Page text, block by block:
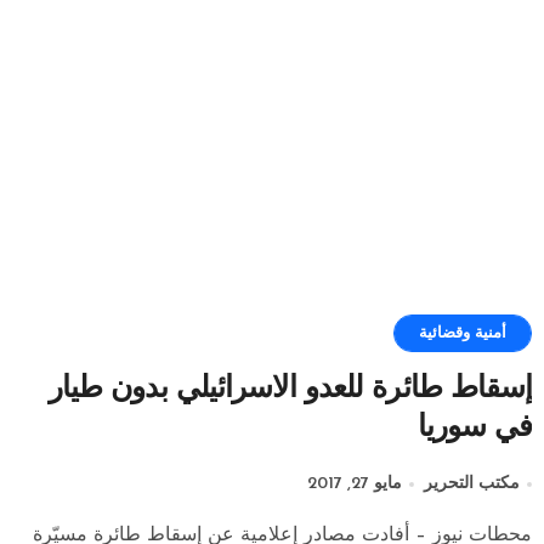
أمنية وقضائية
إسقاط طائرة للعدو الاسرائيلي بدون طيار
في سوريا
مكتب التحرير مايو 27, 2017
محطات نيوز – أفادت مصادر إعلامية عن إسقاط طائرة مسيّرة